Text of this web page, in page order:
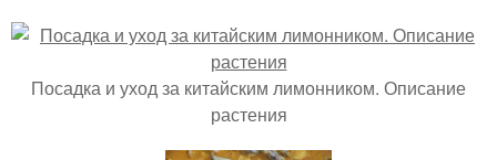
Посадка и уход за китайским лимонником. Описание
растения